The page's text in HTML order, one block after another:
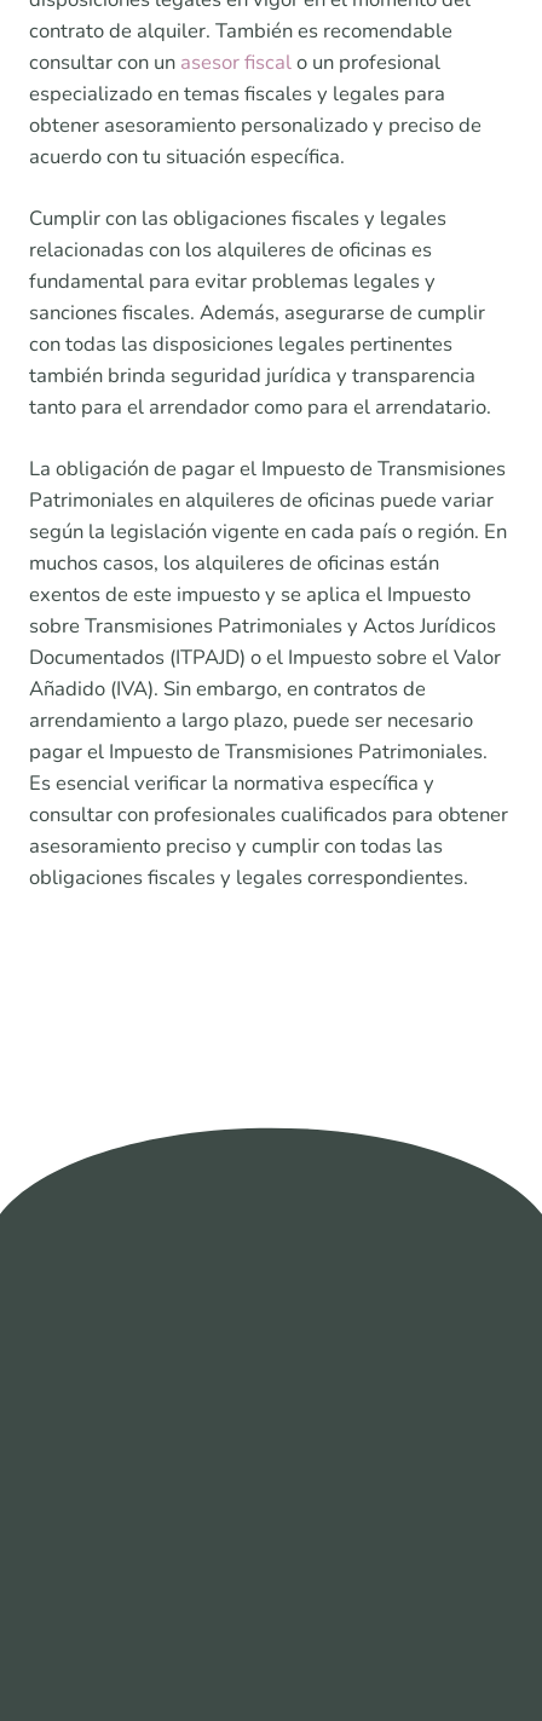
contrato de alquiler. También es recomendable
consultar con un asesor fiscalo un profesional
especializado en temas fiscales y legales para
obtener asesoramiento personalizado y preciso de
acuerdo con tu situación específica.
Cumplir con las obligaciones fiscales y legales
relacionadas con los alquileres de oficinas es
fundamental para evitar problemas legales y
sanciones fiscales. Además, asegurarse de cumplir
con todas las disposiciones legales pertinentes
también brinda seguridad jurídica y transparencia
tanto para el arrendador como para el arrendatario.
La obligación de pagar el Impuesto de Transmisiones
Patrimoniales en alquileres de oficinas puede variar
según la legislación vigente en cada país o región. En
muchos casos, los alquileres de oficinas están
exentos de este impuesto y se aplica el Impuesto
sobre Transmisiones Patrimoniales y Actos Jurídicos
Documentados (ITPAJD) o el Impuesto sobre el Valor
Añadido (IVA). Sin embargo, en contratos de
arrendamiento a largo plazo, puede ser necesario
pagar el Impuesto de Transmisiones Patrimoniales.
Es esencial verificar la normativa específica y
consultar con profesionales cualificados para obtener
asesoramiento preciso y cumplir con todas las
obligaciones fiscales y legales correspondientes.